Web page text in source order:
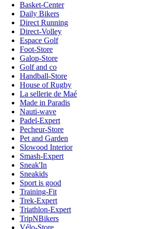
Basket-Center
Daily Bikers
Direct Running
Direct-Volley
Espace Golf
Foot-Store
Galop-Store
Golf and co
Handball-Store
House of Rugby
La sellerie de Maé
Made in Paradis
Nauti-wave
Padel-Expert
Pecheur-Store
Pet and Garden
Slowood Interior
Smash-Expert
Sneak'In
Sneakids
Sport is good
Training-Fit
Trek-Expert
Triathlon-Expert
TripNBikers